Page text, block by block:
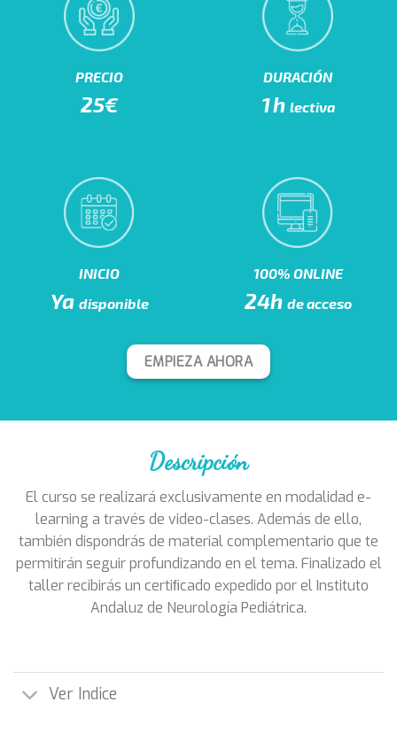
PRECIO
25€
DURACIÓN
1h lectiva
INICIO
Ya disponible
100% ONLINE
24h de acceso
EMPIEZA AHORA
Descripción
El curso se realizará exclusivamente en modalidad e-
learning a través de video-clases. Además de ello,
también dispondrás de material complementario que te
permitirán seguir profundizando en el tema. Finalizado el
taller recibirás un certiﬁcado expedido por el Instituto
Andaluz de Neurología Pediátrica.
Ver Indice